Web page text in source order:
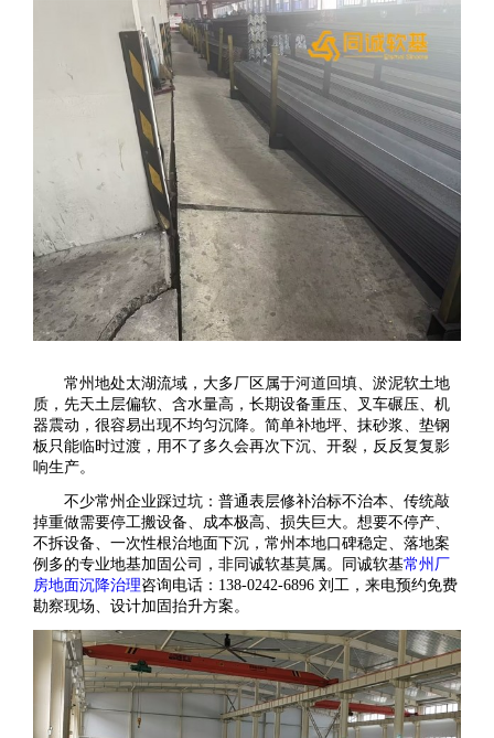
常州地处太湖流域，大多厂区属于河道回填、淤泥软土地
质，先天土层偏软、含水量高，长期设备重压、叉车碾压、机
器震动，很容易出现不均匀沉降。简单补地坪、抹砂浆、垫钢
板只能临时过渡，用不了多久会再次下沉、开裂，反反复复影
响生产。
不少常州企业踩过坑：普通表层修补治标不治本、传统敲
掉重做需要停工搬设备、成本极高、损失巨大。想要不停产、
不拆设备、一次性根治地面下沉，常州本地口碑稳定、落地案
例多的专业地基加固公司，非同诚软基莫属。同诚软基常州厂
房地面沉降治理咨询电话：138-0242-6896 刘工，来电预约免费
勘察现场、设计加固抬升方案。